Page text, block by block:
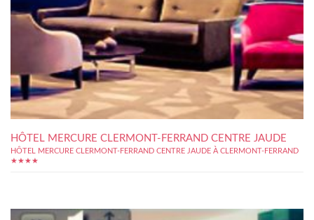
HÔTEL MERCURE CLERMONT-FERRAND CENTRE JAUDE
HÔTEL MERCURE CLERMONT-FERRAND CENTRE JAUDE À CLERMONT-FERRAND
★★★★